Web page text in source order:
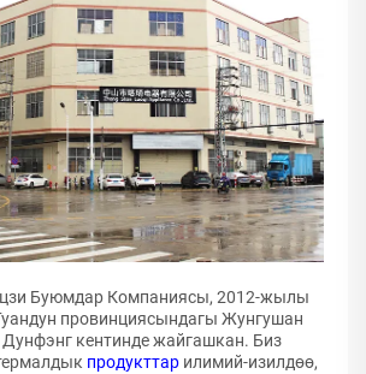
Буюмдар Компаниясы, 2012-жылы
провинциясындагы Жунгушан
кентинде жайгашкан. Биз
продукттар илимий-изилдөө,